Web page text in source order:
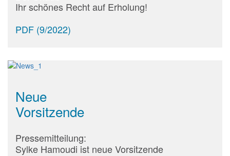
Ihr schönes Recht auf Erholung!
PDF (9/2022)
Neue
Vorsitzende
Pressemitteilung:
Sylke Hamoudi ist neue Vorsitzende